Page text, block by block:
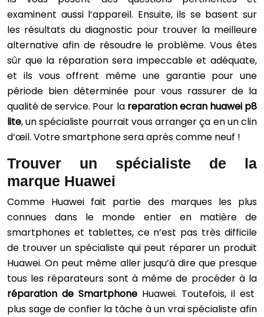
examinent aussi l’appareil. Ensuite, ils se basent sur
les résultats du diagnostic pour trouver la meilleure
alternative afin de résoudre le problème. Vous êtes
sûr que la réparation sera impeccable et adéquate,
et ils vous offrent même une garantie pour une
période bien déterminée pour vous rassurer de la
qualité de service. Pour la reparation ecran huawei p8
lite, un spécialiste pourrait vous arranger ça en un clin
d’œil. Votre smartphone sera après comme neuf !
Trouver un spécialiste de la
marque Huawei
Comme Huawei fait partie des marques les plus
connues dans le monde entier en matière de
smartphones et tablettes, ce n’est pas très difficile
de trouver un spécialiste qui peut réparer un produit
Huawei. On peut même aller jusqu’à dire que presque
tous les réparateurs sont à même de procéder à la
réparation de Smartphone Huawei. Toutefois, il est
plus sage de confier la tâche à un vrai spécialiste afin